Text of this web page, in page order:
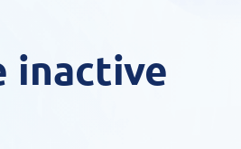
inactive